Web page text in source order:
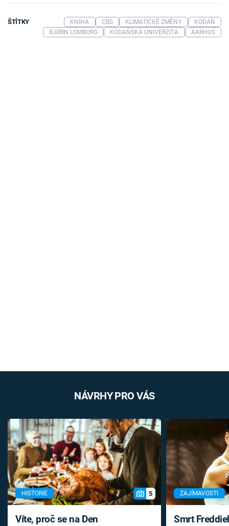
ŠTÍTKY KNIHA CBS KLIMATICKÉ ZMĚNY
KODAŇ
BJØRN LOMBORG
KODAŇSKÁ UNIVERZITA AARHUS
NÁVRHY PRO VÁS
HISTORIE 5
Víte, proč se na Den
ZAJÍMAVOSTI
Smrt